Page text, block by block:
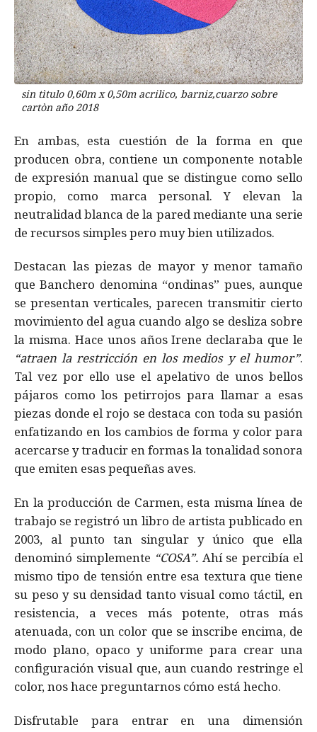
sin tìtulo 0,60m x 0,50m acrilico, barniz,cuarzo sobre
cartòn año 2018
En ambas, esta cuestión de la forma en que
producen obra, contiene un componente notable
de expresión manual que se distingue como sello
propio, como marca personal. Y elevan la
neutralidad blanca de la pared mediante una serie
de recursos simples pero muy bien utilizados.
Destacan las piezas de mayor y menor tamaño
que Banchero denomina “ondinas” pues, aunque
se presentan verticales, parecen transmitir cierto
movimiento del agua cuando algo se desliza sobre
la misma. Hace unos años Irene declaraba que le
“atraen la restricción en los medios y el humor”.
Tal vez por ello use el apelativo de unos bellos
pájaros como los petirrojos para llamar a esas
piezas donde el rojo se destaca con toda su pasión
enfatizando en los cambios de forma y color para
acercarse y traducir en formas la tonalidad sonora
que emiten esas pequeñas aves.
En la producción de Carmen, esta misma línea de
trabajo se registró un libro de artista publicado en
2003, al punto tan singular y único que ella
denominó simplemente “COSA”. Ahí se percibía el
mismo tipo de tensión entre esa textura que tiene
su peso y su densidad tanto visual como táctil, en
resistencia, a veces más potente, otras más
atenuada, con un color que se inscribe encima, de
modo plano, opaco y uniforme para crear una
configuración visual que, aun cuando restringe el
color, nos hace preguntarnos cómo está hecho.
Disfrutable para entrar en una dimensión